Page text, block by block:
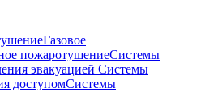
Газовое
пожаротушениеСистемы
эвакуацией Системы
доступомСистемы